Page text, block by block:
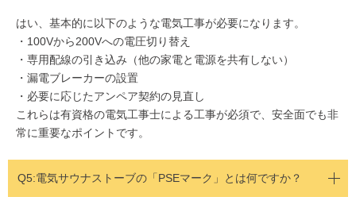
はい、基本的に以下のような電気工事が必要になります。
・100Vから200Vへの電圧切り替え
・専用配線の引き込み（他の家電と電源を共有しない）
・漏電ブレーカーの設置
・必要に応じたアンペア契約の見直し
これらは有資格の電気工事士による工事が必須で、安全面でも非
常に重要なポイントです。
Q5:電気サウナストーブの「PSEマーク」とは何ですか？